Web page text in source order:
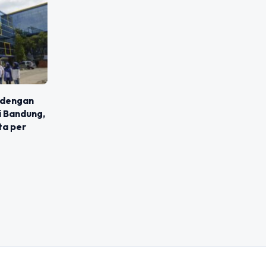
Bandung,
per